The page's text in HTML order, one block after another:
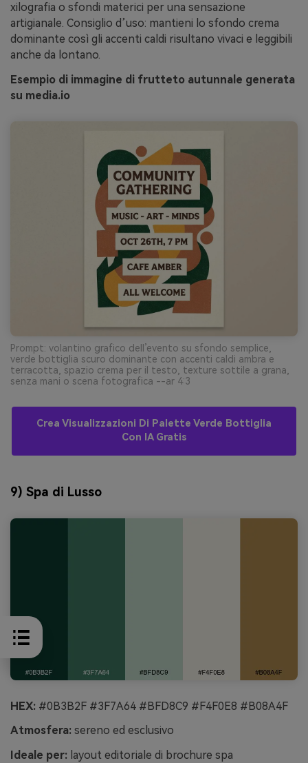
xilografia o sfondi materici per una sensazione
artigianale. Consiglio d’uso: mantieni lo sfondo crema
dominante così gli accenti caldi risultano vivaci e leggibili
anche da lontano.
Esempio di immagine di frutteto autunnale generata
su media.io
Prompt: volantino grafico dell’evento su sfondo semplice,
verde bottiglia scuro dominante con accenti caldi ambra e
terracotta, spazio crema per il testo, texture sottile a grana,
senza mani o scena fotografica --ar 4:3
Crea Visualizzazioni Di Palette Verde Bottiglia
Con IA Gratis
9) Spa di Lusso
HEX: #0B3B2F #3F7A64 #BFD8C9 #F4F0E8 #B08A4F
Atmosfera: sereno ed esclusivo
Ideale per: layout editoriale di brochure spa